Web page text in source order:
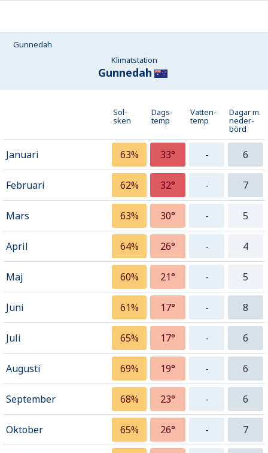
Gunnedah
Klimatstation
Gunnedah
Sol-
sken
Dags-
temp
Vatten-
temp
Dagar m.
neder­
börd
Januari 63% 33° - 6
Februari 62% 32° - 7
Mars 63% 30° - 5
April 64% 26° - 4
Maj 60% 21° - 5
Juni 61% 17° - 8
Juli 65% 17° - 6
Augusti 69% 19° - 6
September 68% 23° - 6
Oktober 65% 26° - 7